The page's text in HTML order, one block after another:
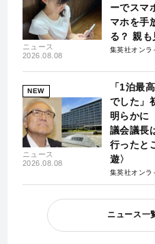
ニュース
2026.08.08
ーでスマ
マホを手
る？ 親
集英社オンラ
NEW
ニュース
2026.08.08
「1泊最
でした」
明らかに
議会議長
行ったと
遊〉
集英社オンラ
ニュース一